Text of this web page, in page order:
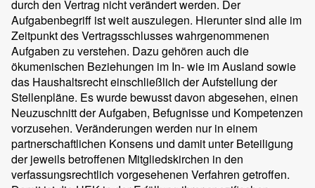
durch den Vertrag nicht verändert werden. Der
Aufgabenbegriff ist weit auszulegen. Hierunter sind alle im
Zeitpunkt des Vertragsschlusses wahrgenommenen
Aufgaben zu verstehen. Dazu gehören auch die
ökumenischen Beziehungen im In- wie im Ausland sowie
das Haushaltsrecht einschließlich der Aufstellung der
Stellenpläne. Es wurde bewusst davon abgesehen, einen
Neuzuschnitt der Aufgaben, Befugnisse und Kompetenzen
vorzusehen. Veränderungen werden nur in einem
partnerschaftlichen Konsens und damit unter Beteiligung
der jeweils betroffenen Mitgliedskirchen in den
verfassungsrechtlich vorgesehenen Verfahren getroffen.